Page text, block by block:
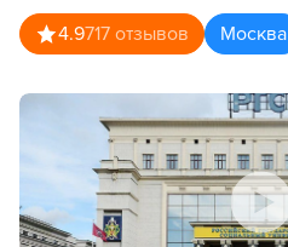
4.9717 отзывов Москва